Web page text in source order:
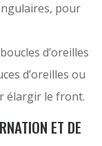
pour
d’oreilles
d’oreilles ou
élargir le front.
ET DE